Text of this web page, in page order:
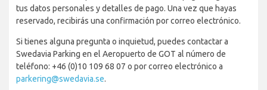
tus datos personales y detalles de pago. Una vez que hayas
reservado, recibirás una confirmación por correo electrónico.
Si tienes alguna pregunta o inquietud, puedes contactar a
Swedavia Parking en el Aeropuerto de GOT al número de
teléfono: +46 (0)10 109 68 07 o por correo electrónico a
parkering@swedavia.se.